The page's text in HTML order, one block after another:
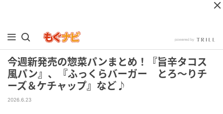
今週新発売の惣菜パンまとめ！『旨辛タコス
風パン』、『ふっくらバーガー とろ～りチ
ーズ＆ケチャップ』など♪
2026.6.23